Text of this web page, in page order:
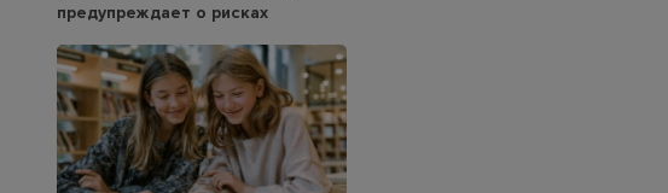
предупреждает о рисках